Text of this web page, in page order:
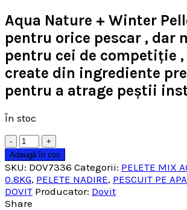
Aqua Nature + Winter
pentru orice pescar , dar
pentru cei de competiție
create din ingrediente
pentru a atrage peștii
În stoc
Cantitate
Adaugă în coș
SKU: DOV7336 Categorii: PELETE MIX
0.8KG, PELETE NADIRE, PESCUIT PE
DOVIT Producator: Dovit
Share